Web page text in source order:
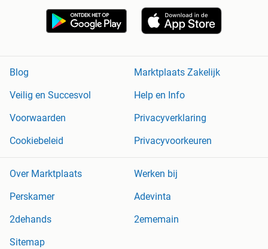
Blog
Marktplaats Zakelijk
Veilig en Succesvol
Help en Info
Voorwaarden
Privacyverklaring
Cookiebeleid
Privacyvoorkeuren
Over Marktplaats
Werken bij
Perskamer
Adevinta
2dehands
2ememain
Sitemap